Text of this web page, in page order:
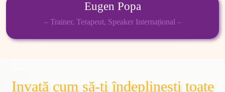
Eugen Popa
– Trainer, Terapeut, Speaker Internațional –
Invață cum să-ți îndeplinești toate